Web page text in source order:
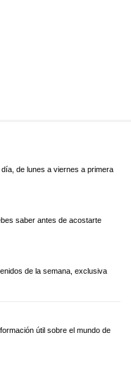
de lunes a viernes a primera
saber antes de acostarte
de la semana, exclusiva
útil sobre el mundo de